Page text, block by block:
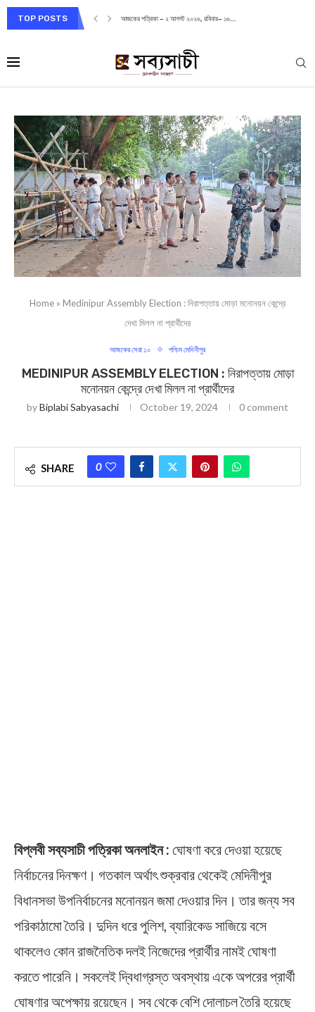
TOP POSTS আজকের পত্রিকা – ২ আগস্ট ২০২৬, রবিবার– ১৬...
Home » Medinipur Assembly Election : নিরাপত্তায় মোড়া মনোনয়ন কেন্দ্রে
দেখা মিলল না প্রার্থীদের
আজকের সেরা ১০ পশ্চিম মেদিনীপুর
MEDINIPUR ASSEMBLY ELECTION : নিরাপত্তায় মোড়া
মনোনয়ন কেন্দ্রে দেখা মিলল না প্রার্থীদের
byBiplabi Sabyasachi October 19, 2024 0 comment
SHARE 0
বিপ্লবী সব্যসাচী পত্রিকা অনলাইন : ঘোষণা করে দেওয়া হয়েছে
নির্বাচনের দিনক্ষণ। গতকাল অর্থাৎ শুক্রবার থেকেই মেদিনীপুর
বিধানসভা উপনির্বাচনের মনোনয়ন জমা দেওয়ার দিন। তার জন্য সব
পরিকাঠামো তৈরি। দুদিন ধরে পুলিশ, ব্যারিকেড সাজিয়ে বসে
থাকলেও কোন রাজনৈতিক দলই নিজেদের প্রার্থীর নামই ঘোষণা
করতে পারেনি। সকলেই দ্বিধাগ্রস্ত অবস্থায় একে অপরের প্রার্থী
ঘোষণার অপেক্ষায় রয়েছেন। সব থেকে বেশি দোলাচল তৈরি হয়েছে